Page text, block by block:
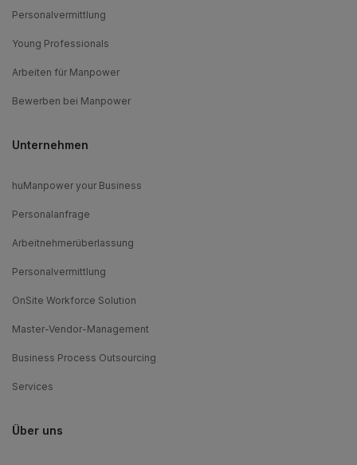
Personalvermittlung
Young Professionals
Arbeiten für Manpower
Bewerben bei Manpower
Unternehmen
huManpower your Business
Personalanfrage
Arbeitnehmerüberlassung
Personalvermittlung
OnSite Workforce Solution
Master-Vendor-Management
Business Process Outsourcing
Services
Über uns